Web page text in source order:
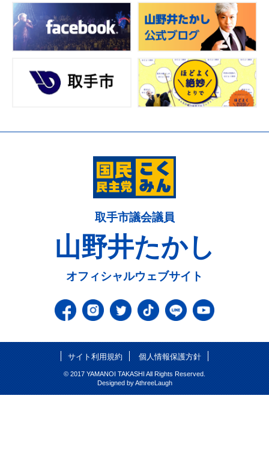
取手市議会議員
山野井たかし
オフィシャルウェブサイト
サイト利用規約 個人情報保護方針
© 2017 YAMANOI TAKASHI All Rights Reserved.
Designed byAthreeLaugh